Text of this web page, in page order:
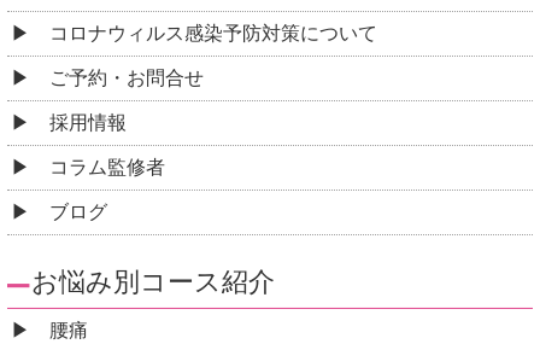
コロナウィルス感染予防対策について
ご予約・お問合せ
採用情報
コラム監修者
ブログ
お悩み別コース紹介
腰痛